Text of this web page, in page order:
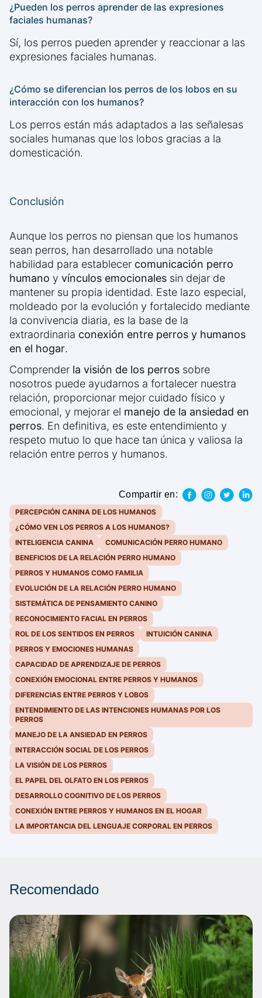
¿Pueden los perros aprender de las expresiones
faciales humanas?
Sí, los perros pueden aprender y reaccionar a las
expresiones faciales humanas.
¿Cómo se diferencian los perros de los lobos en su
interacción con los humanos?
Los perros están más adaptados a las señalesas
sociales humanas que los lobos gracias a la
domesticación.
Conclusión
Aunque los perros no piensan que los humanos
sean perros, han desarrollado una notable
habilidad para establecer comunicación perro
humano y vínculos emocionales sin dejar de
mantener su propia identidad. Este lazo especial,
moldeado por la evolución y fortalecido mediante
la convivencia diaria, es la base de la
extraordinaria conexión entre perros y humanos
en el hogar.
Comprender la visión de los perros sobre
nosotros puede ayudarnos a fortalecer nuestra
relación, proporcionar mejor cuidado físico y
emocional, y mejorar el manejo de la ansiedad en
perros. En definitiva, es este entendimiento y
respeto mutuo lo que hace tan única y valiosa la
relación entre perros y humanos.
Compartir en:
PERCEPCIÓN CANINA DE LOS HUMANOS
¿CÓMO VEN LOS PERROS A LOS HUMANOS?
INTELIGENCIA CANINA
COMUNICACIÓN PERRO HUMANO
BENEFICIOS DE LA RELACIÓN PERRO HUMANO
PERROS Y HUMANOS COMO FAMILIA
EVOLUCIÓN DE LA RELACIÓN PERRO HUMANO
SISTEMÁTICA DE PENSAMIENTO CANINO
RECONOCIMIENTO FACIAL EN PERROS
ROL DE LOS SENTIDOS EN PERROS
INTUICIÓN CANINA
PERROS Y EMOCIONES HUMANAS
CAPACIDAD DE APRENDIZAJE DE PERROS
CONEXIÓN EMOCIONAL ENTRE PERROS Y HUMANOS
DIFERENCIAS ENTRE PERROS Y LOBOS
ENTENDIMIENTO DE LAS INTENCIONES HUMANAS POR LOS
PERROS
MANEJO DE LA ANSIEDAD EN PERROS
INTERACCIÓN SOCIAL DE LOS PERROS
LA VISIÓN DE LOS PERROS
EL PAPEL DEL OLFATO EN LOS PERROS
DESARROLLO COGNITIVO DE LOS PERROS
CONEXIÓN ENTRE PERROS Y HUMANOS EN EL HOGAR
LA IMPORTANCIA DEL LENGUAJE CORPORAL EN PERROS
Recomendado